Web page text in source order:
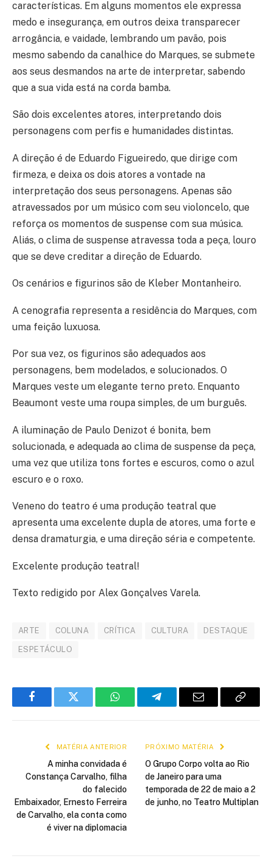
características. Em alguns momentos ele expressa
medo e insegurança, em outros deixa transparecer
arrogância, e vaidade, lembrando um pavão, pois
mesmo sabendo da canalhice do Marques, se submete
aos seus desmandos na arte de interpretar, sabendo
que a sua vida está na corda bamba.
São dois excelentes atores, interpretando dois
personagens com perfis e humanidades distintas.
A direção é de Eduardo Figueiredo, que dirige com
firmeza, e deixa os dois atores a vontade na
interpretação dos seus personagens. Apenas são
atravessados por um músico com seu violoncelo, que
reforça os momentos de suspense com sua música.
Aliás, o clima de suspense atravessa toda a peça, louro
que se deve creditar a direção de Eduardo.
Os cenários e figurinos são de Kleber Montanheiro.
A cenografia representa a residência do Marques, com
uma feição luxuosa.
Por sua vez, os figurinos são adequados aos
personagens, bem modelados, e solucionados. O
Marques veste um elegante terno preto. Enquanto
Beaumont veste uma roupa simples, de um burguês.
A iluminação de Paulo Denizot é bonita, bem
solucionada, e adequada ao clima de suspense da peça,
uma vez que utiliza tons fortes e escuros, como o azul
escuro e o roxo.
Veneno do teatro é uma produção teatral que
apresenta uma excelente dupla de atores, uma forte e
densa dramaturgia, e uma direção séria e competente.
Excelente produção teatral!
Texto redigido por Alex Gonçalves Varela.
ARTE COLUNA CRÍTICA CULTURA DESTAQUE
ESPETÁCULO
FacebookTwitter WhatsAppTelegramE-
Copiar
MATÉRIA ANTERIOR
A minha convidada é
Constança Carvalho, filha
do falecido
Embaixador, Ernesto Ferreira
de Carvalho, ela conta como
é viver na diplomacia
PRÓXIMO MATÉRIA
O Grupo Corpo volta ao Rio
de Janeiro para uma
temporada de 22 de maio a 2
de junho, no Teatro Multiplan